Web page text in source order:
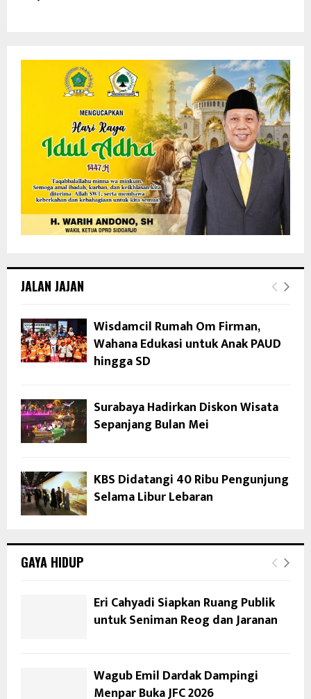
JALAN JAJAN
Wisdamcil Rumah Om Firman,
Wahana Edukasi untuk Anak PAUD
hingga SD
Surabaya Hadirkan Diskon Wisata
Sepanjang Bulan Mei
KBS Didatangi 40 Ribu Pengunjung
Selama Libur Lebaran
GAYA HIDUP
Eri Cahyadi Siapkan Ruang Publik
untuk Seniman Reog dan Jaranan
Wagub Emil Dardak Dampingi
Menpar Buka JFC 2026